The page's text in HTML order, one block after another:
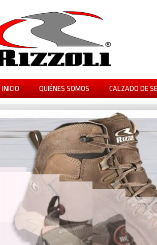
INICIO QUIÉNES SOMOS CALZADO DE